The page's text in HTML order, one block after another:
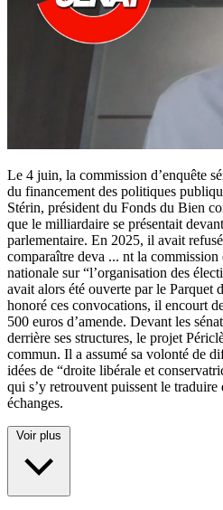
Le 4 juin, la commission d’enquête
du financement des politiques
Stérin, président du Fonds du Bien
que le milliardaire se présentait
parlementaire. En 2025, il avait
comparaître deva ... nt la commission
nationale sur “l’organisation des
avait alors été ouverte par le Parquet
honoré ces convocations, il encourt
500 euros d’amende. Devant les
derrière ses structures, le projet
commun. Il a assumé sa volonté de
idées de “droite libérale et
qui s’y retrouvent puissent le
échanges.
Voir plus